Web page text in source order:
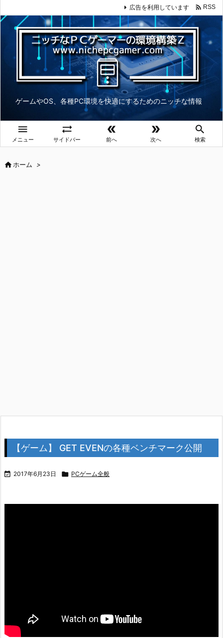
ゲームやOS、各種PC環境を快適にするためのニッチな情報

メニュー

サイドバー

前へ

次へ

検索
広告を利用しています  RSS
ホーム >
【ゲーム】 GET EVENの各種ベンチマーク公開
 2017年6月23日  PCゲーム全般